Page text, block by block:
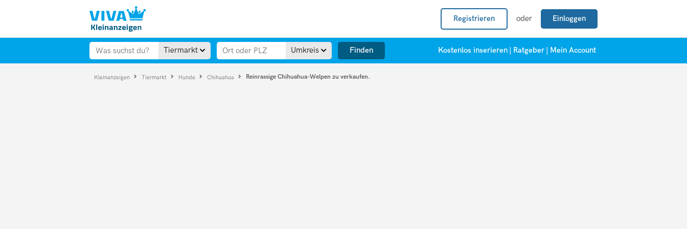
Registrieren oder Einloggen
Tiermarkt Umkreis Finden Kostenlos inserieren Ratgeber Mein Account
Kleinanzeigen Tiermarkt Hunde Chihuahua Reinrassige Chihuahua-Welpen zu verkaufen.